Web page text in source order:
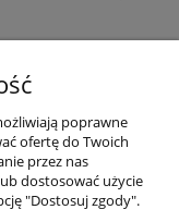
poprawne
ofertę do Twoich
przez nas
dostosować użycie
"Dostosuj zgody".